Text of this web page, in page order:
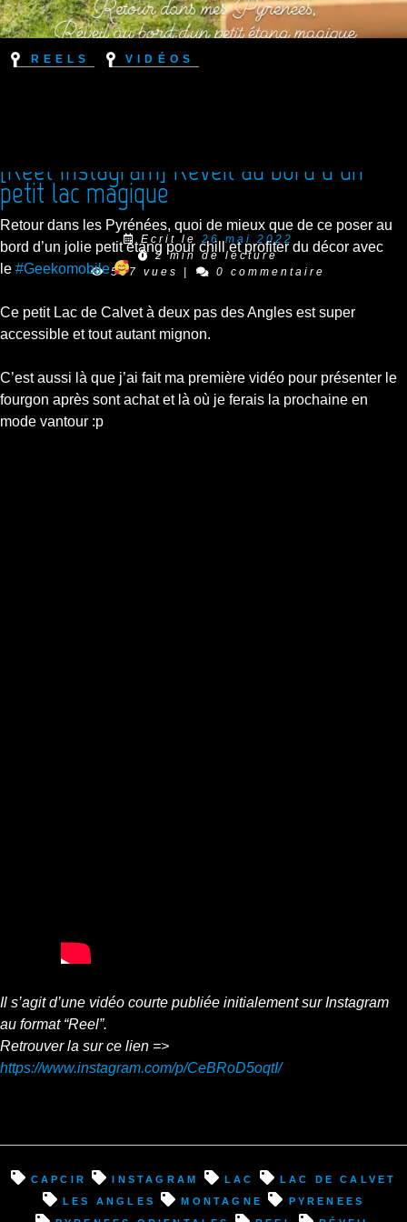
Reels Vidéos
[Reel Instagram] Réveil au bord d’un
petit lac magique
Ecrit le 26 mai 2022
2 min de lecture
507 vues
| 0 commentaire
Retour dans les Pyrénées, quoi de mieux que de ce poser au
bord d’un jolie petit étang pour chill et profiter du décor avec
le #Geekomobile
Ce petit Lac de Calvet à deux pas des Angles est super
accessible et tout autant mignon.
C’est aussi là que j’ai fait ma première vidéo pour présenter le
fourgon après sont achat et là où je ferais la prochaine en
mode vantour :p
Il s’agit d’une vidéo courte publiée initialement sur Instagram
au format “Reel”.
Retrouver la sur ce lien =>
https://www.instagram.com/p/CeBRoD5oqtI/
Capcir instagram lac
lac de Calvet
les angles
montagne
pyrenees